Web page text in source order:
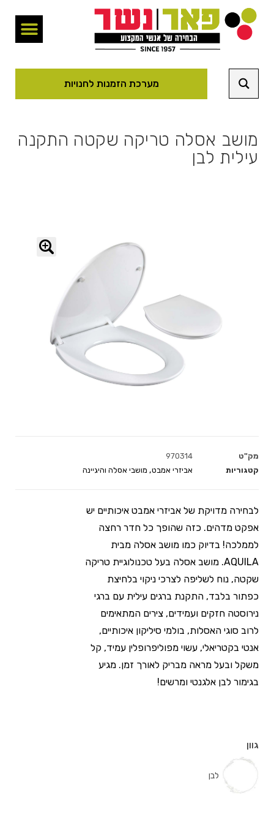
מערכת הזמנות לחנויות
מושב אסלה טריקה שקטה התקנה
עילית לבן
מק"ט
970314
קטגוריות
אביזרי אמבט, מושבי אסלה והיגיינה
לבחירה מדויקת של אביזרי אמבט איכותיים יש
אפקט מדהים. כזה שהופך כל חדר רחצה
לממלכה! בדיוק כמו מושב אסלה מבית
AQUILA. מושב אסלה בעל טכנולוגיית טריקה
שקטה, נוח לשליפה לצרכי ניקוי בלחיצת
כפתור בלבד, התקנת ברגים עילית עם ברגי
נירוסטה חזקים ועמידים, צירים המתאימים
לרוב סוגי האסלות, בולמי סיליקון איכותיים,
אנטי בקטריאלי, עשוי מפוליפרופלין עמיד, קל
משקל ובעל מראה מבריק לאורך זמן. מגיע
בגימור לבן אלגנטי ומרשים!
גוון
לבן